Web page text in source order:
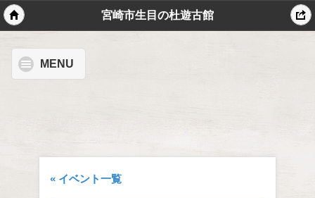
宮崎市生目の杜遊古館
MENU
« イベント一覧